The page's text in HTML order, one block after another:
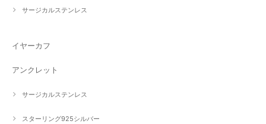
サージカルステンレス
イヤーカフ
アンクレット
サージカルステンレス
スターリング925シルバー